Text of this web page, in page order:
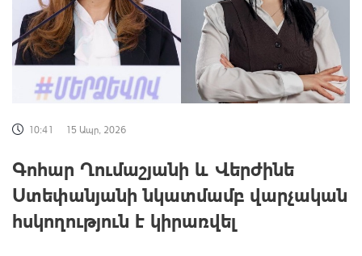
10:41 15 Ապր, 2026
Գոհար Ղումաշյանի և Վերժինե
Ստեփանյանի նկատմամբ վարչական
հսկողություն է կիրառվել